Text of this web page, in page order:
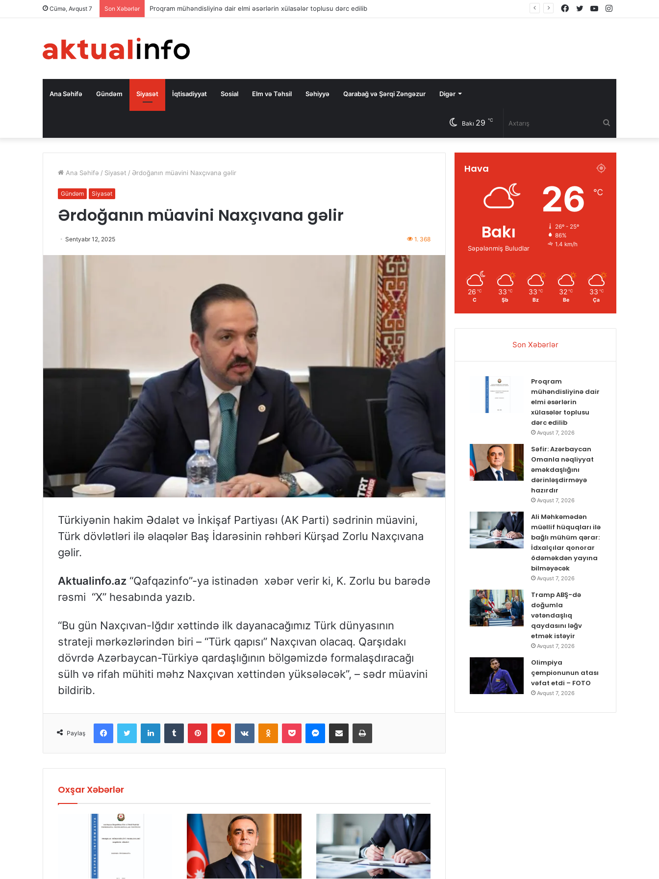
Cümə, Avqust 7 Son Xəbərlər Səfir: Azərbaycan Omanla nəqliyyat əməkdaşlığını dərinləşdirməyə hazırdır YouTube
Twitter
Facebook
Ana Səhifə Gündəm Siyasət İqtisadiyyat Sosial Elm və Təhsil Səhiyyə Qarabağ və Şərqi Zəngəzur Digər
Bakı 29 ℃
Ana Səhifə / Siyasət / Ərdoğanın müavini Naxçıvana gəlir
Gündəm Siyasət
Ərdoğanın müavini Naxçıvana gəlir
Sentyabr 12, 2025 1. 368
Türkiyənin hakim Ədalət və İnkişaf Partiyası (AK Parti) sədrinin müavini,
Türk dövlətləri ilə əlaqələr Baş İdarəsinin rəhbəri Kürşad Zorlu Naxçıvana
gəlir.
Aktualinfo.az “Qafqazinfo”-ya istinadən xəbər verir ki, K. Zorlu bu barədə
rəsmi “X” hesabında yazıb.
“Bu gün Naxçıvan-Iğdır xəttində ilk dayanacağımız Türk dünyasının
strateji mərkəzlərindən biri – “Türk qapısı” Naxçıvan olacaq. Qarşıdakı
dövrdə Azərbaycan-Türkiyə qardaşlığının bölgəmizdə formalaşdıracağı
sülh və rifah mühiti məhz Naxçıvan xəttindən yüksələcək”, – sədr müavini
bildirib.
Paylaş
Oxşar Xəbərlər
Hava
Bakı
Səpələnmiş Buludlar
26 ℃
26º - 25º
86%
1.4 km/h
26 ℃
C
33 ℃
Şb
33 ℃
Bz
32 ℃
Be
33 ℃
Ça
Son Xəbərlər
Proqram
mühəndisliyinə dair
elmi əsərlərin
xülasələr toplusu
dərc edilib
Avqust 7, 2026
Səfir: Azərbaycan
Omanla nəqliyyat
əməkdaşlığını
dərinləşdirməyə
hazırdır
Avqust 7, 2026
Ali Məhkəmədən
müəllif hüquqları ilə
bağlı mühüm qərar:
İdxalçılar qonorar
ödəməkdən yayına
bilməyəcək
Avqust 7, 2026
Tramp ABŞ-də
doğumla
vətəndaşlıq
qaydasını ləğv
etmək istəyir
Avqust 7, 2026
Olimpiya
çempionunun atası
vəfat etdi – FOTO
Avqust 7, 2026